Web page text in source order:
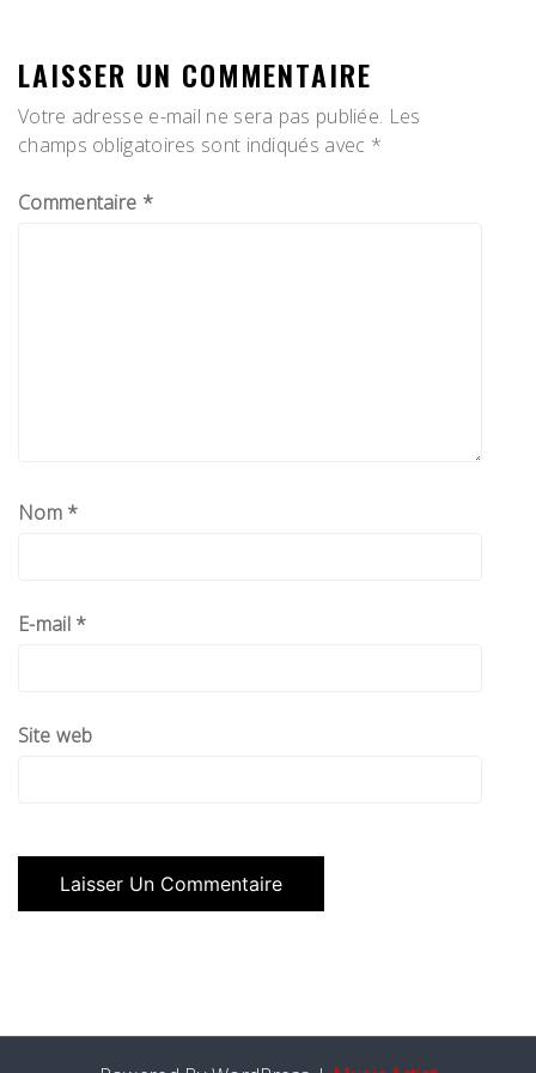
LAISSER UN COMMENTAIRE
Votre adresse e-mail ne sera pas publiée. Les
champs obligatoires sont indiqués avec *
Commentaire *
Nom *
E-mail *
Site web